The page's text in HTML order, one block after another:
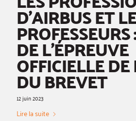
D’AIRBUS ET
PROFESSEURS
DE L’ÉPREUVE
OFFICIELLE DE
DU BREVET
12 juin 2023
Lire la suite